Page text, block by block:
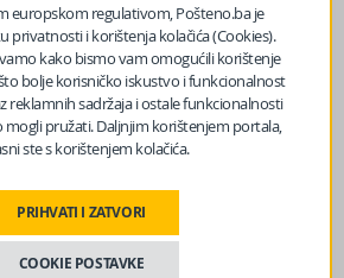
europskom regulativom, Pošteno.ba je
privatnosti i korištenja kolačića (Cookies).
kako bismo vam omogućili korištenje
bolje korisničko iskustvo i funkcionalnost
reklamnih sadržaja i ostale funkcionalnosti
mogli pružati. Daljnjim korištenjem portala,
ste s korištenjem kolačića.
PRIHVATI I ZATVORI
COOKIE POSTAVKE